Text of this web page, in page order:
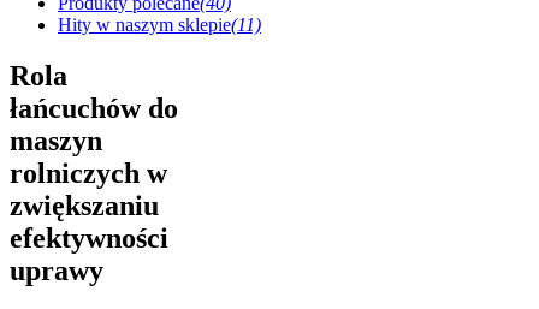
Hity w naszym sklepie(11)
Rola
łańcuchów do
maszyn
rolniczych w
zwiększaniu
efektywności
uprawy